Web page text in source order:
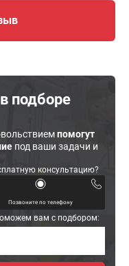
подборе
помогут
под ваши задачи и
консультацию?
Позвоните по телефону
вам с подбором: